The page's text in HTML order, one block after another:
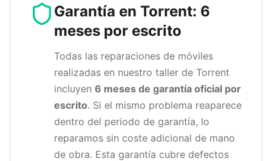
Garantía en Torrent: 6
meses por escrito
Todas las reparaciones de móviles
realizadas en nuestro taller de Torrent
incluyen 6 meses de garantía oficial por
escrito. Si el mismo problema reaparece
dentro del periodo de garantía, lo
reparamos sin coste adicional de mano
de obra. Esta garantía cubre defectos